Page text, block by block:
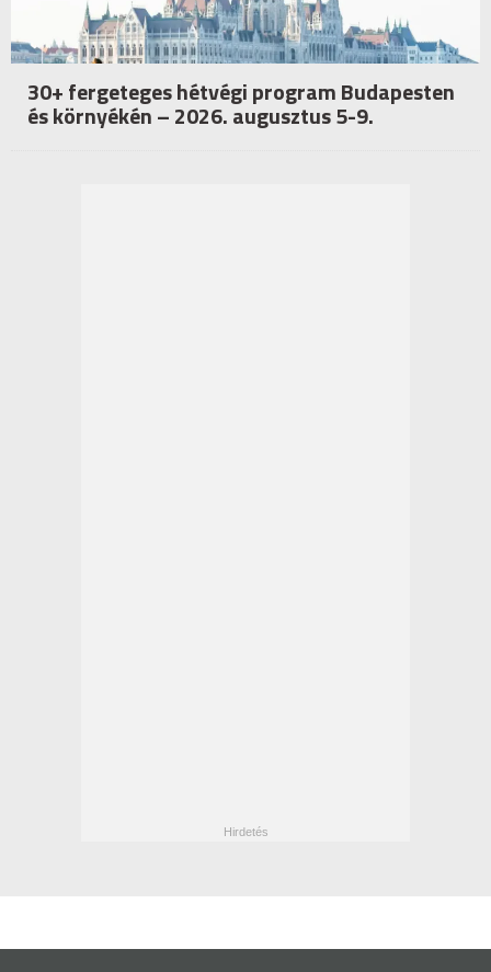
30+ fergeteges hétvégi program Budapesten
és környékén – 2026. augusztus 5-9.